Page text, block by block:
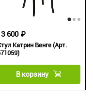
Катрин Венге (Арт.
600 ₽
В корзину